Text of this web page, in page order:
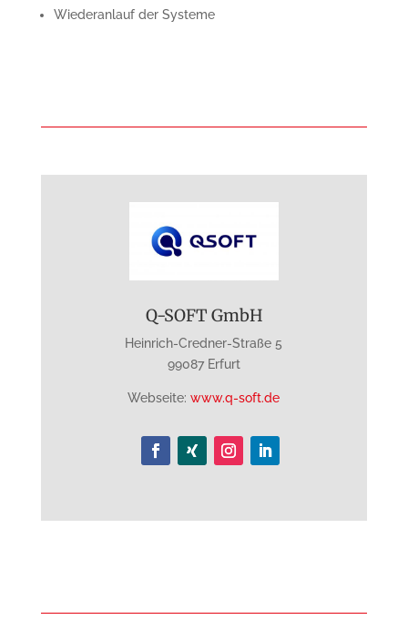
Wiederanlauf der Systeme
Q-SOFT GmbH
Heinrich-Credner-Straße 5
99087 Erfurt
Webseite:www.q-soft.de